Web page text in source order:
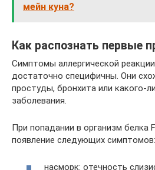
мейн куна?
Как распознать первые
Симптомы аллергической
достаточно специфичны. Они
простуды, бронхита или какого-
заболевания.
При попадании в организм белка
появление следующих симптомов:
насморк: отечность